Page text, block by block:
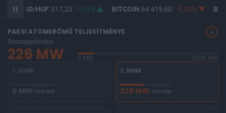
HUF 317,23 1,33% BITCOIN64 419,60 -0,28% BUX146
PAKSI ATOMERŐMŰ TELJESÍTMÉNYE
Összteljesítmény
226 MW 0 MW
2000 MW
1. blokk
0 MW/ 500 MW
2. blokk
226 MW/ 500 MW